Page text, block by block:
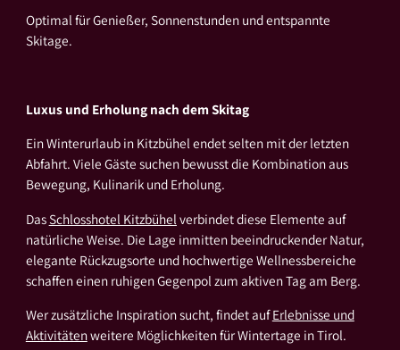
Optimal für Genießer, Sonnenstunden und entspannte
Skitage.
Luxus und Erholung nach dem Skitag
Ein Winterurlaub in Kitzbühel endet selten mit der letzten
Abfahrt. Viele Gäste suchen bewusst die Kombination aus
Bewegung, Kulinarik und Erholung.
DasSchlosshotel Kitzbühel verbindet diese Elemente auf
natürliche Weise. Die Lage inmitten beeindruckender Natur,
elegante Rückzugsorte und hochwertige Wellnessbereiche
schaffen einen ruhigen Gegenpol zum aktiven Tag am Berg.
Wer zusätzliche Inspiration sucht, findet aufErlebnisse und
Aktivitätenweitere Möglichkeiten für Wintertage in Tirol.